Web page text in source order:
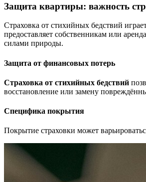
Защита квартиры: важность
Страховка от стихийных бедствий
предоставляет собственникам или
силами природы.
Защита от финансовых потерь
Страховка от стихийных бедствий
восстановление или замену
Специфика покрытия
Покрытие страховки может